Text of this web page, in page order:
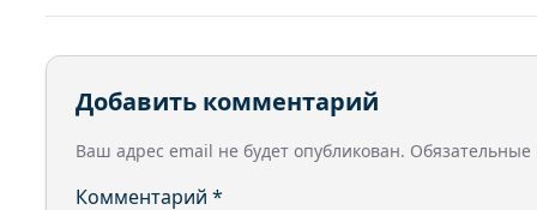
Добавить комментарий
Ваш адрес email не будет опубликован.
Комментарий *